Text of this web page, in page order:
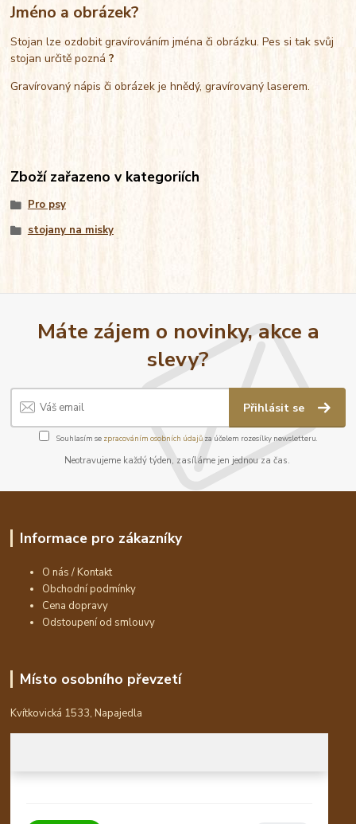
Jméno a obrázek?
Stojan lze ozdobit gravírováním jména či obrázku. Pes si tak svůj
stojan určitě pozná?
Gravírovaný nápis či obrázek je hnědý, gravírovaný laserem.
Zboží zařazeno v kategoriích
Pro psy
stojany na misky
Máte zájem o novinky, akce a
slevy?
Přihlásit se
Souhlasím se zpracováním osobních údajůza účelem rozesílky newsletteru.
Neotravujeme každý týden, zasíláme jen jednou za čas.
Informace pro zákazníky
O nás / Kontakt
Obchodní podmínky
Cena dopravy
Odstoupení od smlouvy
Místo osobního převzetí
Kvítkovická 1533, Napajedla